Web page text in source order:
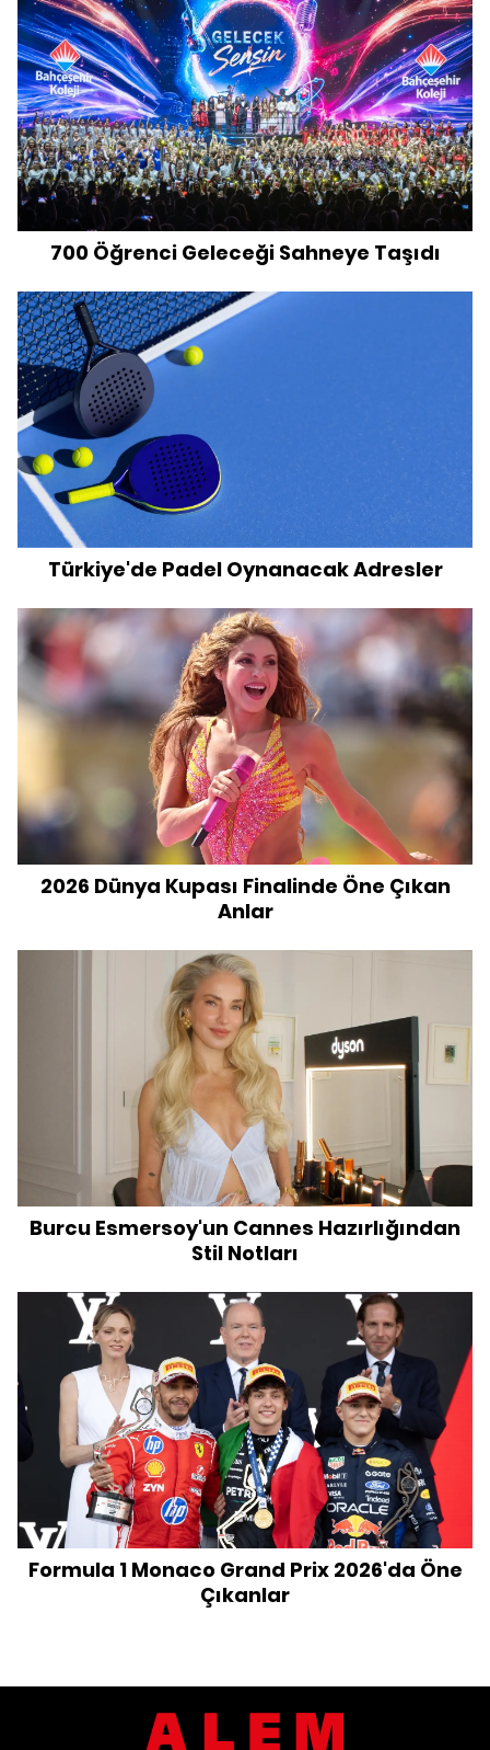
700 Öğrenci Geleceği Sahneye Taşıdı
Türkiye'de Padel Oynanacak Adresler
2026 Dünya Kupası Finalinde Öne Çıkan
Anlar
Burcu Esmersoy'un Cannes Hazırlığından
Stil Notları
Formula 1 Monaco Grand Prix 2026'da Öne
Çıkanlar